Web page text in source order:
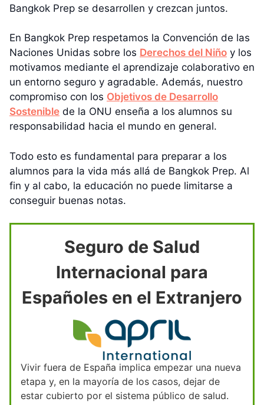
Bangkok Prep se desarrollen y crezcan juntos.
En Bangkok Prep respetamos la Convención de las
Naciones Unidas sobre los Derechos del Niño y los
motivamos mediante el aprendizaje colaborativo en
un entorno seguro y agradable. Además, nuestro
compromiso con los Objetivos de Desarrollo
Sostenible de la ONU enseña a los alumnos su
responsabilidad hacia el mundo en general.
Todo esto es fundamental para preparar a los
alumnos para la vida más allá de Bangkok Prep. Al
fin y al cabo, la educación no puede limitarse a
conseguir buenas notas.
Seguro de Salud
Internacional para
Españoles en el Extranjero
Vivir fuera de España implica empezar una nueva
etapa y, en la mayoría de los casos, dejar de
estar cubierto por el sistema público de salud.